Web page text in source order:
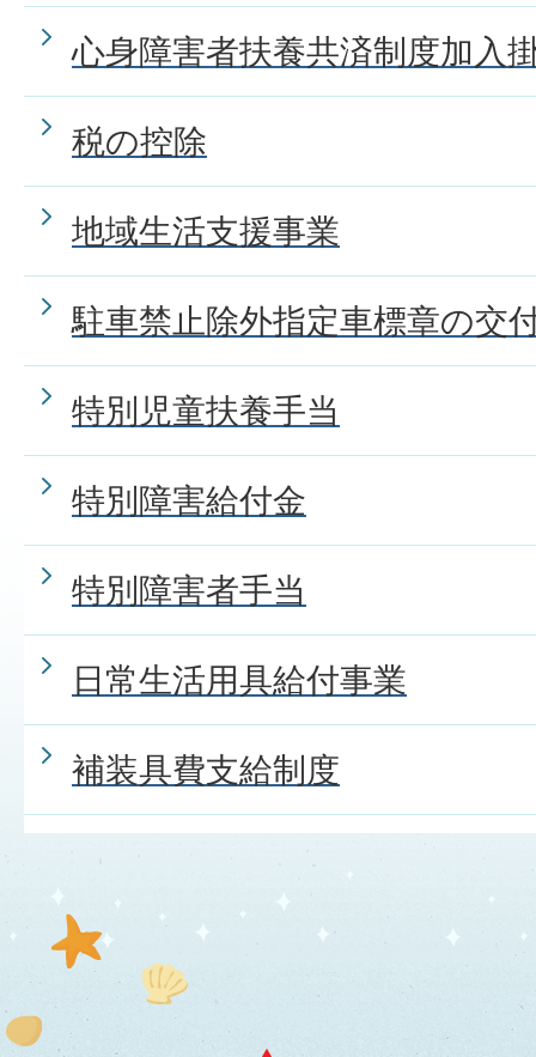
心身障害者扶養共済制度加入
税の控除
地域生活支援事業
駐車禁止除外指定車標章の交
特別児童扶養手当
特別障害給付金
特別障害者手当
日常生活用具給付事業
補装具費支給制度